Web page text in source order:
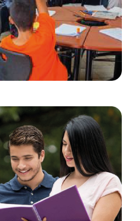
y estudiantes)
Ámbito social
y preparación a
Examen de grado
Tesis